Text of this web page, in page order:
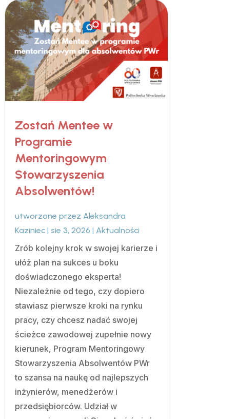
Zostań Mentee w
Programie
Mentoringowym
Stowarzyszenia
Absolwentów!
utworzone przez Aleksandra
Kaziniec| sie 3, 2026 | Aktualności
Zrób kolejny krok w swojej karierze i
ułóż plan na sukces u boku
doświadczonego eksperta!
Niezależnie od tego, czy dopiero
stawiasz pierwsze kroki na rynku
pracy, czy chcesz nadać swojej
ścieżce zawodowej zupełnie nowy
kierunek, Program Mentoringowy
Stowarzyszenia Absolwentów PWr
to szansa na naukę od najlepszych
inżynierów, menedżerów i
przedsiębiorców. Udział w